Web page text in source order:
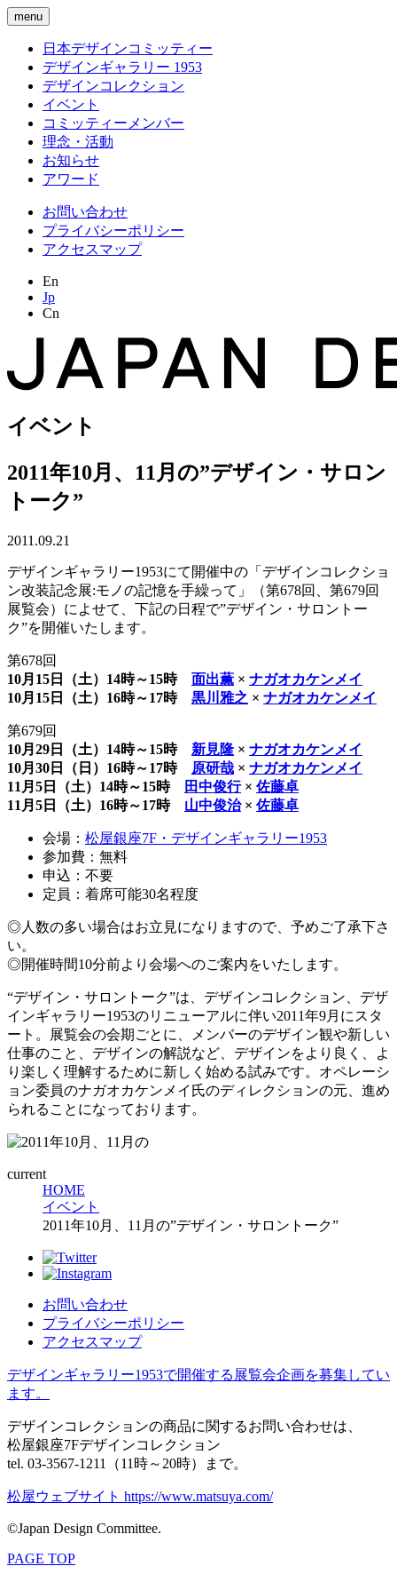
menu
日本デザインコミッティー
デザインギャラリー 1953
デザインコレクション
イベント
コミッティーメンバー
理念・活動
お知らせ
アワード
お問い合わせ
プライバシーポリシー
アクセスマップ
En
Jp
Cn
イベント
2011年10月、11月の”デザイン・サロン
トーク”
2011.09.21
デザインギャラリー1953にて開催中の「デザインコレクショ
ン改装記念展:モノの記憶を手繰って」（第678回、第679回
展覧会）によせて、下記の日程で”デザイン・サロントー
ク”を開催いたします。
第678回
10月15日（土）14時～15時 面出薫 × ナガオカケンメイ
10月15日（土）16時～17時 黒川雅之 × ナガオカケンメイ
第679回
10月29日（土）14時～15時 新見隆 × ナガオカケンメイ
10月30日（日）16時～17時
原研哉 × ナガオカケンメイ
11月5日（土）14時～15時
田中俊行× 佐藤卓
11月5日（土）16時～17時 山中俊治× 佐藤卓
会場： 松屋銀座7F・デザインギャラリー1953
参加費：無料
申込：不要
定員：着席可能30名程度
◎人数の多い場合はお立見になりますので、予めご了承下さ
い。
◎開催時間10分前より会場へのご案内をいたします。
“デザイン・サロントーク”は、デザインコレクション、デザ
インギャラリー1953のリニューアルに伴い2011年9月にスタ
ート。展覧会の会期ごとに、メンバーのデザイン観や新しい
仕事のこと、デザインの解説など、デザインをより良く、よ
り楽しく理解するために新しく始める試みです。オペレーシ
ョン委員のナガオカケンメイ氏のディレクションの元、進め
られることになっております。
current
HOME
イベント
2011年10月、11月の”デザイン・サロントーク”
お問い合わせ
プライバシーポリシー
アクセスマップ
デザインギャラリー1953で開催する展覧会企画を募集してい
ます。
デザインコレクションの商品に関するお問い合わせは、
松屋銀座7Fデザインコレクション
tel. 03-3567-1211（11時～20時）まで。
松屋ウェブサイト https://www.matsuya.com/
©Japan Design Committee.
PAGE TOP